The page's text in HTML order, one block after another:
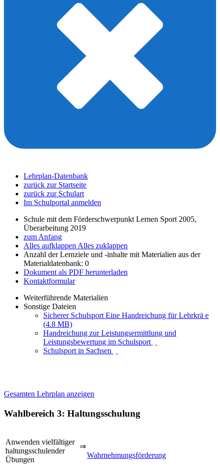
Lehrplan-Datenbank
zurück zur Startseite
zurück zur Schulart
Im Schulportal anmelden
Schule mit dem Förderschwerpunkt Lernen Sport 2005,
Überarbeitung 2019
zum Anfang
Alles aufklappen Alles zuklappen
Anzahl der Lernziele und -inhalte mit Materialien aus der
Materialdatenbank: 0
Dokument als PDF herunterladen
Kontaktformular
Weiterführende Materialien
Sonstige Dateien
Sicherer Schulsport Eine Handreichung für Lehrkrä e
(4.8 MB)
Handreichung zur Leistungsermittlung und
Leistungsbewertung im Schulsport
Schulsport in Sachsen
Gesamten Lehrplan anzeigen
Wahlbereich 3: Haltungsschulung
Anwenden vielfältiger
haltungsschulender
Übungen
⇒
Wahrnehmungsförderung